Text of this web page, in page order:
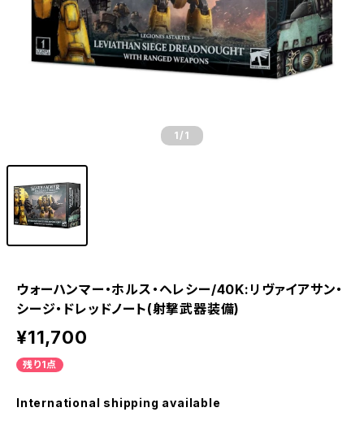
1 /1
ウォーハンマー・ホルス・ヘレシー/40K:リヴァイアサン・
シージ・ドレッドノート(射撃武器装備)
¥11,700
残り1点
International shipping available